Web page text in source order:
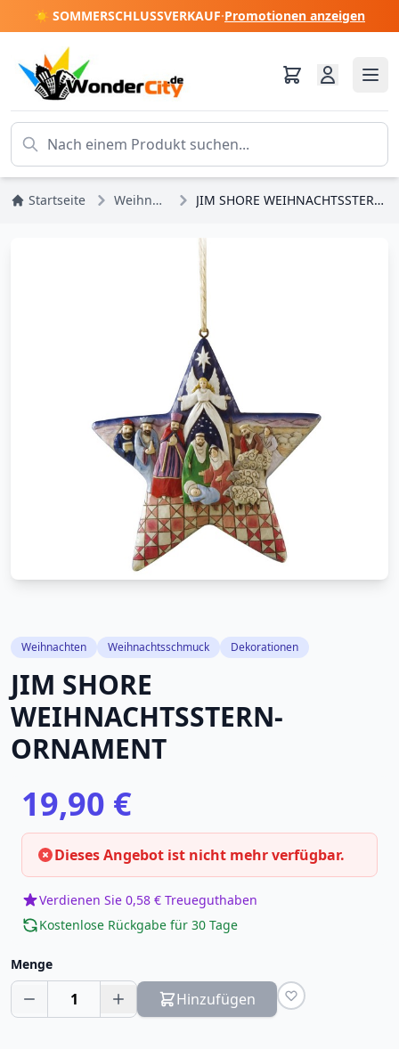
☀️ SOMMERSCHLUSSVERKAUF·Promotionen anzeigen
Startseite Weihnachten JIM SHORE WEIHNACHTSSTERN-ORNAMENT
Weihnachten Weihnachtsschmuck Dekorationen
JIM SHORE
WEIHNACHTSSTERN-
ORNAMENT
19,90 €
Dieses Angebot ist nicht mehr verfügbar.
Verdienen Sie 0,58 € Treueguthaben
Kostenlose Rückgabe für 30 Tage
Menge
1 Hinzufügen